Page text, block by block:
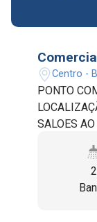
Centro -
PONTO
SALOES
2